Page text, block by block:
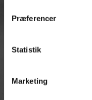
Præferencer
Statistik
Marketing
Firmaadresse:
Tlf: +45 75513093
ulvedal@ulvedal.dk